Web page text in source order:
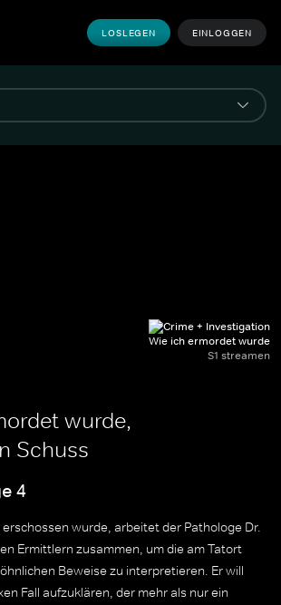
LOSLEGEN EINLOGGEN
Wie ich ermordet wurde
S1 streamen
wurde,
Schuss
4
wurde, arbeitet der Pathologe Dr.
Ermittlern zusammen, um die am Tatort
Beweise zu interpretieren. Er will
Fall aufzuklären, der mehr als nur ein